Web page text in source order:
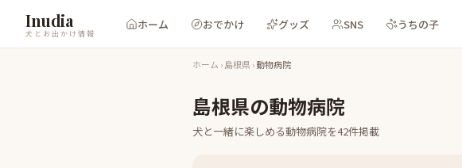
Inudia
犬とお出かけ情報
ホーム おでかけ グッズ SNS うちの子
ホーム ›島根県›動物病院
島根県の動物病院
犬と一緒に楽しめる動物病院を42件掲載